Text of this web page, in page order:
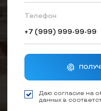
Телефон
Даю согласие на
данных в